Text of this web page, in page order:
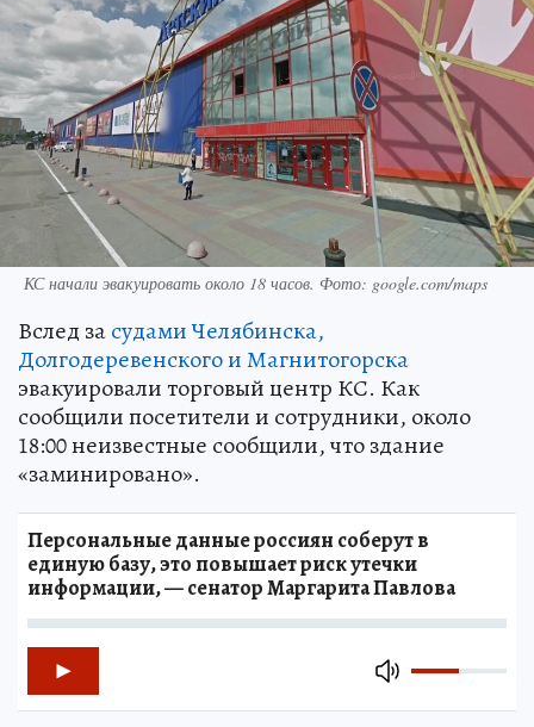
КС начали эвакуировать около 18 часов. Фото: google.com/maps
Вслед засудами Челябинска,
Долгодеревенского и Магнитогорска
эвакуировали торговый центр КС. Как
сообщили посетители и сотрудники, около
18:00 неизвестные сообщили, что здание
«заминировано».
Персональные данные россиян соберут в
единую базу, это повышает риск утечки
информации, — сенатор Маргарита Павлова